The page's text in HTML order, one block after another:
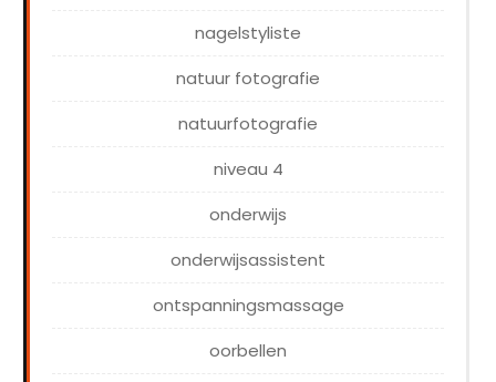
nagelstyliste
natuur fotografie
natuurfotografie
niveau 4
onderwijs
onderwijsassistent
ontspanningsmassage
oorbellen